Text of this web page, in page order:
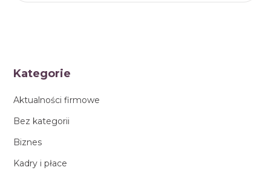
Kategorie
Aktualności firmowe
Bez kategorii
Biznes
Kadry i płace